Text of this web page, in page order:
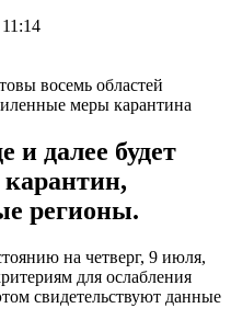
меры карантина
и далее будет
карантин,
регионы.
на четверг, 9 июля,
для ослабления
свидетельствуют данные